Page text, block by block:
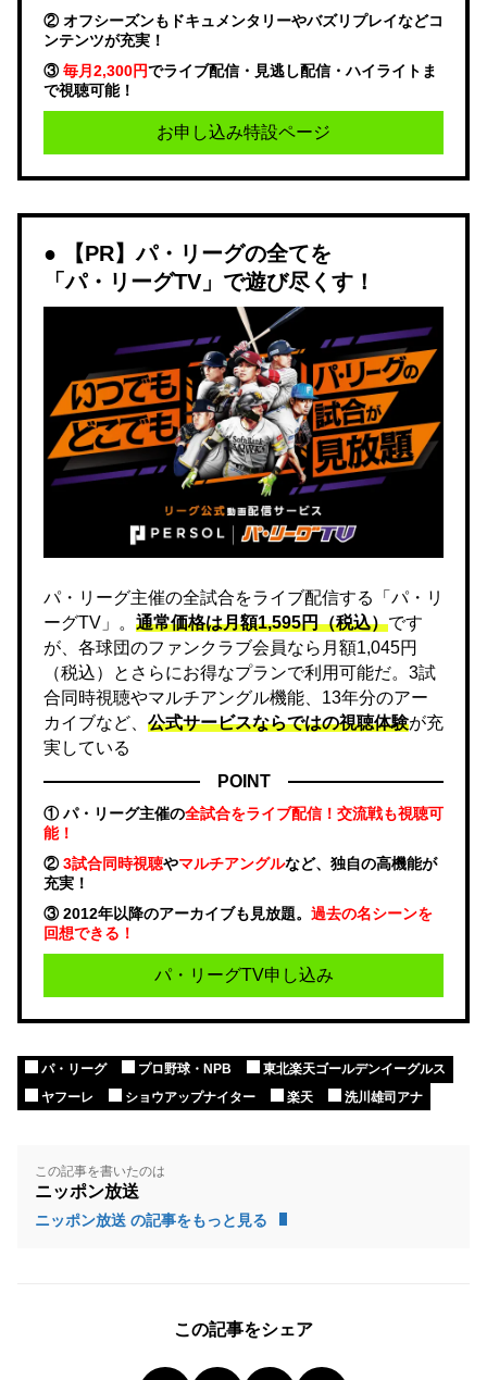
② オフシーズンもドキュメンタリーやバズリプレイなどコ
ンテンツが充実！
③毎月2,300円でライブ配信・見逃し配信・ハイライトま
で視聴可能！
お申し込み特設ページ
【PR】パ・リーグの全てを
「パ・リーグTV」で遊び尽くす！
パ・リーグ主催の全試合をライブ配信する「パ・リ
ーグTV」。 通常価格は月額1,595円（税込）です
が、各球団のファンクラブ会員なら月額1,045円
（税込）とさらにお得なプランで利用可能だ。3試
合同時視聴やマルチアングル機能、13年分のアー
カイブなど、 公式サービスならではの視聴体験が充
実している
POINT
① パ・リーグ主催の全試合をライブ配信！交流戦も視聴可
能！
②3試合同時視聴やマルチアングルなど、独自の高機能が
充実！
③ 2012年以降のアーカイブも見放題。 過去の名シーンを
回想できる！
パ・リーグTV申し込み
パ・リーグ プロ野球・NPB
東北楽天ゴールデンイーグルス
ヤフーレ
ショウアップナイター 楽天 洗川雄司アナ
この記事を書いたのは
ニッポン放送
ニッポン放送 の記事をもっと見る
この記事をシェア